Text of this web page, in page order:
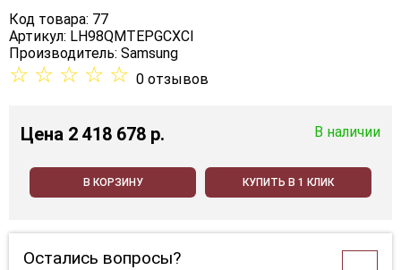
Код товара: 77
Артикул: LH98QMTEPGCXCI
Производитель: Samsung
☆ ☆ ☆ ☆ ☆ 0 отзывов
Цена 2 418 678 p. В наличии
В КОРЗИНУ КУПИТЬ В 1 КЛИК
Остались вопросы?